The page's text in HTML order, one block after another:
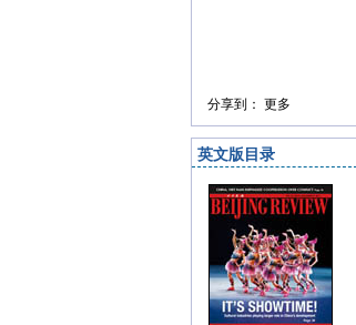
分享到： 更多
英文版目录